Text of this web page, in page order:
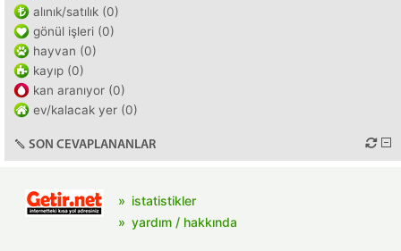
alınık/satılık (0)
gönül işleri (0)
hayvan (0)
kayıp (0)
kan aranıyor (0)
ev/kalacak yer (0)
SON CEVAPLANANLAR
istatistikler
yardım / hakkında